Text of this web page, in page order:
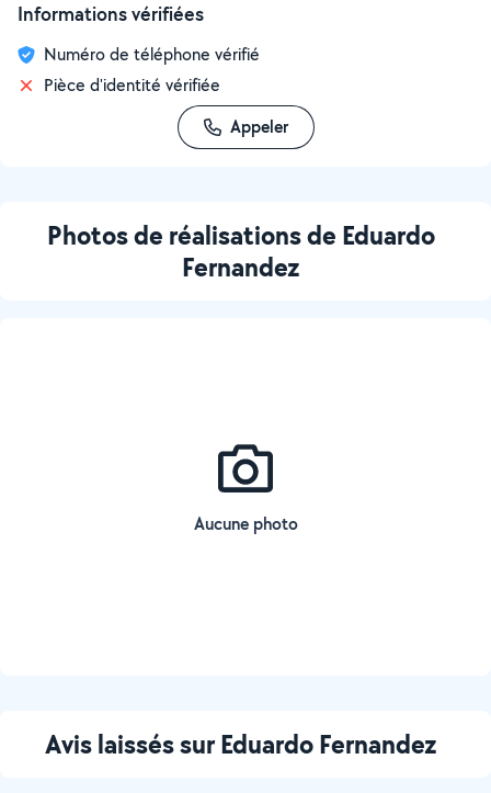
Informations vérifiées
Numéro de téléphone vérifié
Pièce d'identité vérifiée
Appeler
Photos de réalisations de Eduardo
Fernandez
Aucune photo
Avis laissés sur Eduardo Fernandez